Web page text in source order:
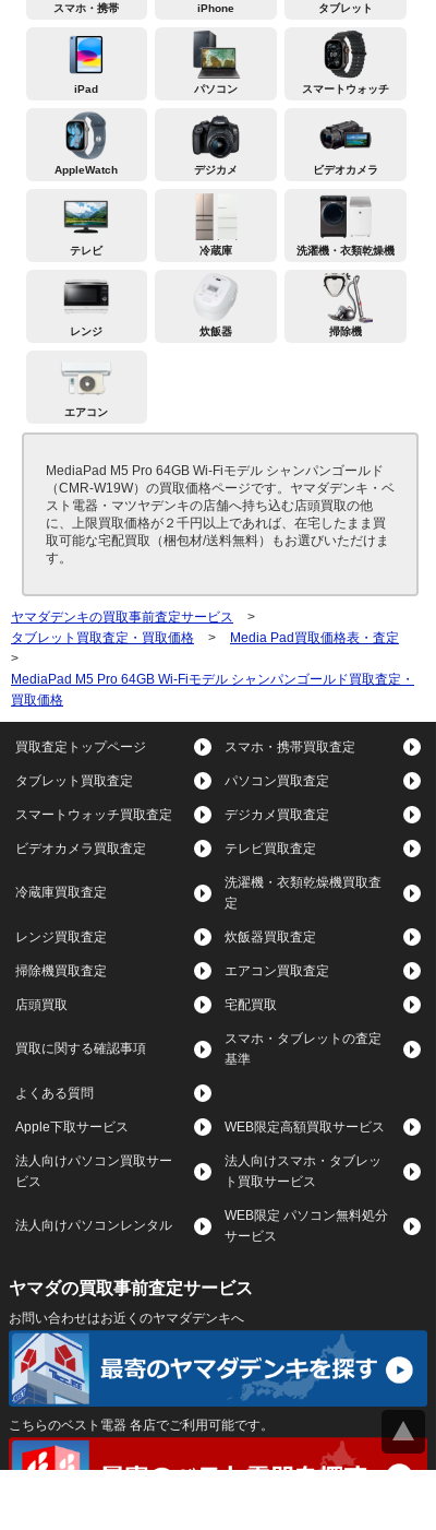
スマホ・携帯 iPhone タブレット
iPad パソコン スマートウォッチ
AppleWatch デジカメ ビデオカメラ
テレビ 冷蔵庫 洗濯機・衣類乾燥機
レンジ 炊飯器 掃除機
エアコン
MediaPad M5 Pro 64GB Wi-Fiモデル シャンパンゴールド
（CMR-W19W）の買取価格ページです。ヤマダデンキ・ベ
スト電器・マツヤデンキの店舗へ持ち込む店頭買取の他
に、上限買取価格が２千円以上であれば、在宅したまま買
取可能な宅配買取（梱包材/送料無料）もお選びいただけま
す。
ヤマダデンキの買取事前査定サービス
>
タブレット買取査定・買取価格
>
Media Pad買取価格表・査定
>
MediaPad M5 Pro 64GB Wi-Fiモデル シャンパンゴールド買取査定・
買取価格
買取査定トップページ スマホ・携帯買取査定
タブレット買取査定 パソコン買取査定
スマートウォッチ買取査定 デジカメ買取査定
ビデオカメラ買取査定 テレビ買取査定
冷蔵庫買取査定
洗濯機・衣類乾燥機買取査
定
レンジ買取査定 炊飯器買取査定
掃除機買取査定 エアコン買取査定
店頭買取 宅配買取
買取に関する確認事項
スマホ・タブレットの査定
基準
よくある質問
Apple下取サービス WEB限定高額買取サービス
法人向けパソコン買取サー
ビス
法人向けスマホ・タブレッ
ト買取サービス
法人向けパソコンレンタル
WEB限定 パソコン無料処分
サービス
ヤマダの買取事前査定サービス
お問い合わせはお近くのヤマダデンキへ
こちらのベスト電器 各店でご利用可能です。